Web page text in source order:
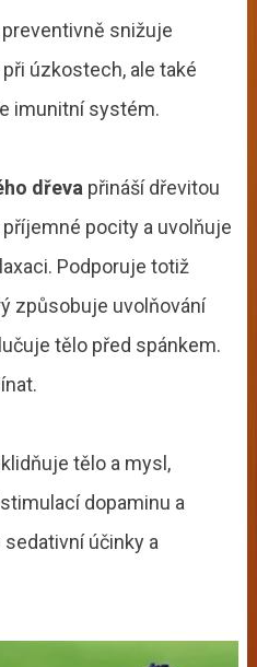
snižuje
úzkostech, ale také
imunitní systém.
dřevapřináší dřevitou
pocity a uvolňuje
Podporuje totiž
způsobuje uvolňování
tělo před spánkem.
tělo a mysl,
dopaminu a
účinky a